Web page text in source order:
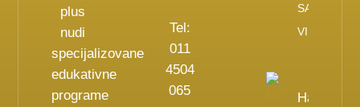
plus
nudi
specijalizovane
edukativne
programe
Tel:
011
4504
065
SAZNAJ
VIŠE